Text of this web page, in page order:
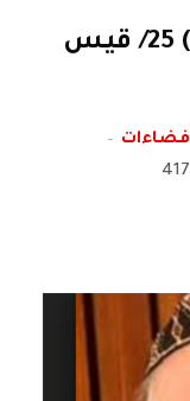
عراقيون من هذا الزمان (*) 25/ قيـس
فضاءات